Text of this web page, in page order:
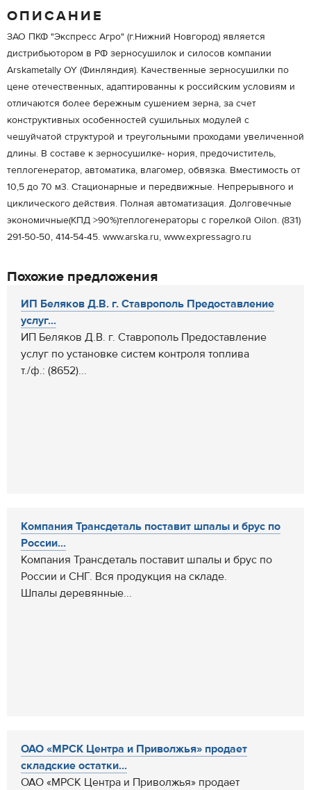
ОПИСАНИЕ
ЗАО ПКФ "Экспресс Агро" (г.Нижний Новгород) является
дистрибьютором в РФ зерносушилок и силосов компании
Arskametally OY (Финляндия). Качественные зерносушилки по
цене отечественных, адаптированны к российским условиям и
отличаются более бережным сушением зерна, за счет
конструктивных особенностей сушильных модулей с
чешуйчатой структурой и треугольными проходами увеличенной
длины. В составе к зерносушилке- нория, предочиститель,
теплогенератор, автоматика, влагомер, обвязка. Вместимость от
10,5 до 70 м3. Стационарные и передвижные. Непрерывного и
циклического действия. Полная автоматизация. Долговечные
экономичные(КПД >90%)теплогенераторы с горелкой Oilon. (831)
291-50-50, 414-54-45. www.arska.ru, www.expressagro.ru
Похожие предложения
ИП Беляков Д.В. г. Ставрополь Предоставление
услуг...
ИП Беляков Д.В. г. Ставрополь Предоставление
услуг по установке систем контроля топлива
т./ф.: (8652)...
Компания Трансдеталь поставит шпалы и брус по
России...
Компания Трансдеталь поставит шпалы и брус по
России и СНГ. Вся продукция на складе.
Шпалы деревянные...
ОАО «МРСК Центра и Приволжья» продает
складские остатки...
ОАО «МРСК Центра и Приволжья» продает